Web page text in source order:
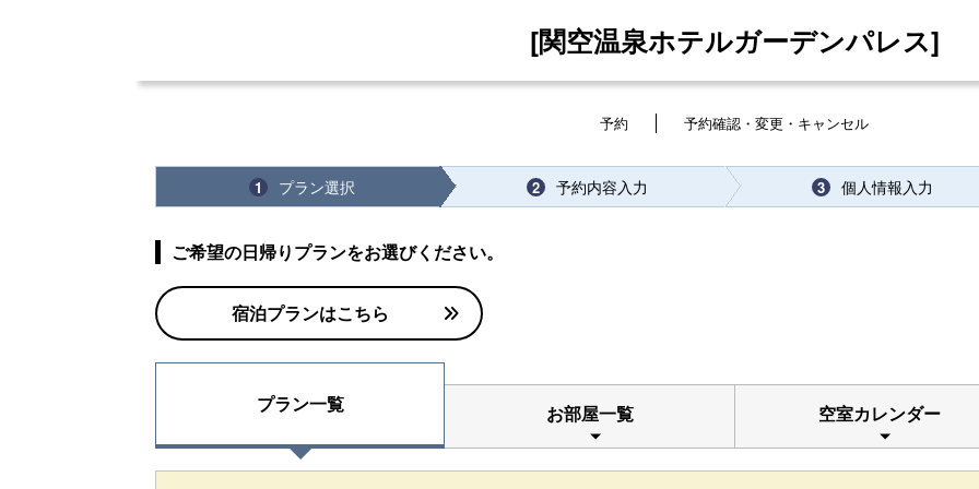
[関空温泉ホテルガーデンパレス]
予約 予約確認・変更・キャンセル
1 プラン選択 2 予約内容入力 3 個人情報入力
ご希望の日帰りプランをお選びください。
宿泊プランはこちら
プラン一覧 お部屋一覧 空室カレンダー